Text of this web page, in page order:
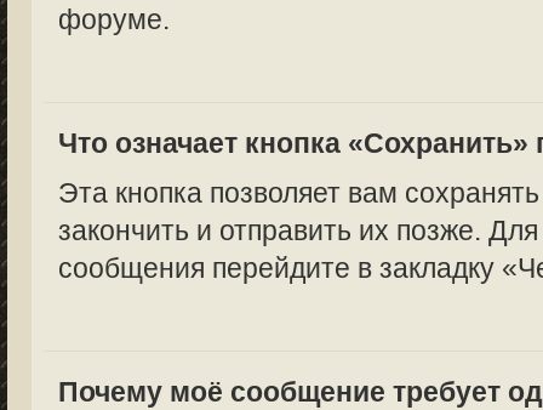
форуме.
Что означает кнопка
Эта кнопка позволяет вам
закончить и отправить их позже.
сообщения перейдите в закладку
Почему моё сообщение требует